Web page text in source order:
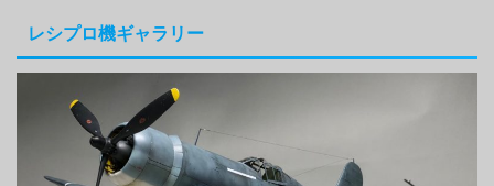
レシプロ機ギャラリー